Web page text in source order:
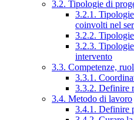
3.2. Tipologie di
3.2.1.
coinvolti nel
3.2.2.
3.2.3.
intervento
3.3. Competenze,
3.3.1.
3.3.2. Definire
3.4. Metodo di lavoro
3.4.1. Definire